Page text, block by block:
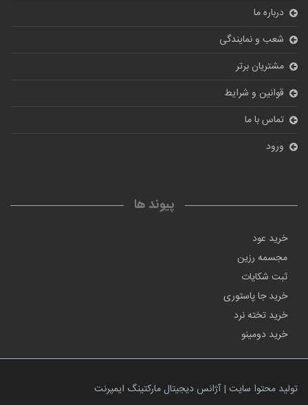
درباره ما
شعب و نمایندگی
مشتریان برتر
قوانین و شرایط
تماس با ما
ورود
پیوند ها
خرید عود
مجسمه رزین
ثبت شکایات
خرید جا پاستوری
خرید تخته نرد
خرید دومینو
تولید محتوا سایت | آژانس دیجیتال مارکتینگ ایمپرنت